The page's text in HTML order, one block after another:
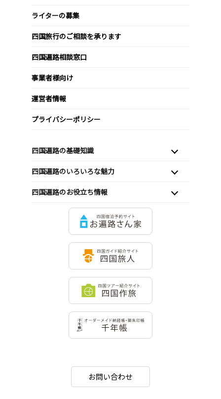
ライターの募集
四国旅行のご相談を承ります
四国遍路相談窓口
事業者様向け
運営者情報
プライバシーポリシー
四国遍路の基礎知識
四国遍路のいろいろな魅力
四国遍路のお役立ち情報
お問い合わせ